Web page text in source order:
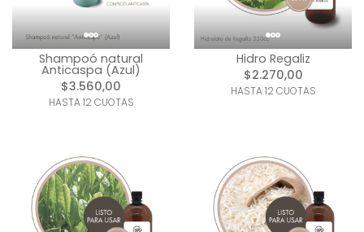
Shampoó natural
Anticaspa (Azul)
$3.560,00
HASTA 12 CUOTAS
Hidro Regaliz
$2.270,00
HASTA 12 CUOTAS